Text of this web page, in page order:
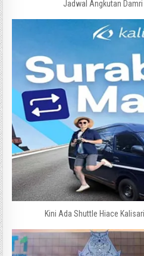
Jadwal Angkutan
Kini Ada Shuttle Hiace